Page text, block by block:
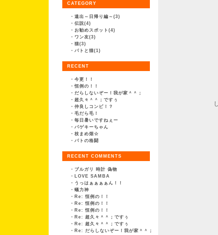
CATEGORY
・ 遠出～日帰り編～(3)
・ 伝説(4)
・ お勧めスポット(4)
・ ワン友(3)
・ 猫(3)
・ パトと猫(1)
RECENT
・ 今更！！
・恒例の！！
・ だらしないぞー！我が家＾＾；
・ 超久々＾＾；ですぅ
・ 仲良しコンビ！？
・ 毛だら毛！
・ 毎日暑いですねぇー
・ パゲキーちゃん
・ 枝まめ畑☆
・ パトの格闘
RECENT COMMENTS
・ ブルガリ 時計 偽物
・ LOVE SAMBA
・ うっはぁぁぁぁん！！
・ 蟻力神
・ Re: 恒例の！！
・ Re: 恒例の！！
・ Re: 恒例の！！
・ Re: 超久々＾＾；ですぅ
・ Re: 超久々＾＾；ですぅ
・ Re: だらしないぞー！我が家＾＾；
しまいま